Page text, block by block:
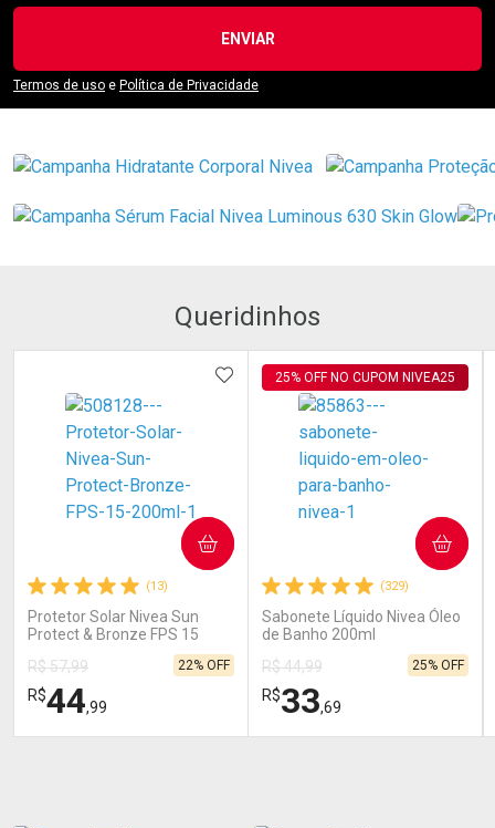
ENVIAR
Termos de uso e Política de Privacidade
Queridinhos
(13)
Protetor Solar Nivea Sun
Protect & Bronze FPS 15
R$ 57,99
R$44,99
22% OFF
ADICIONAR AOS FAVORITOS
COMPRAR
(329)
Sabonete Líquido Nivea Óleo
de Banho 200ml
25% OFF NO CUPOM NIVEA25
R$ 44,99
R$33,69
25% OFF
COMPRAR